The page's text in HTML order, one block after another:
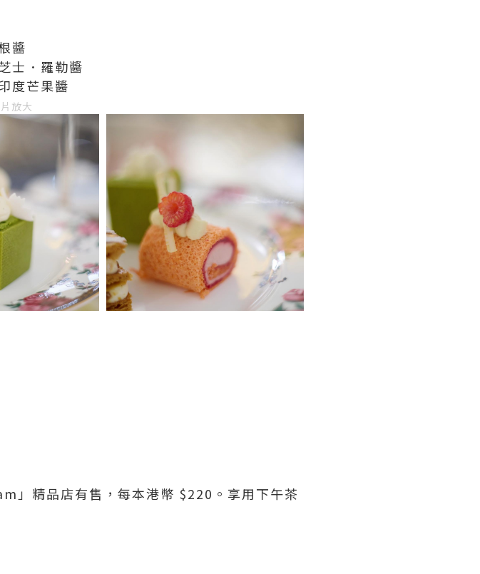
醬
士．羅勒醬
度芒果醬
放大
」精品店有售，每本港幣 $220。享用下午茶